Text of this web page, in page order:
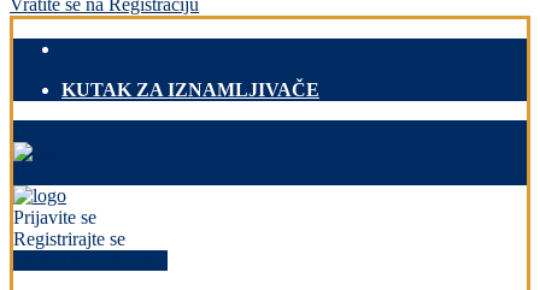
Vratite se na Registraciju
KUTAK ZA IZNAMLJIVAČE
Prijavite se
Registrirajte se